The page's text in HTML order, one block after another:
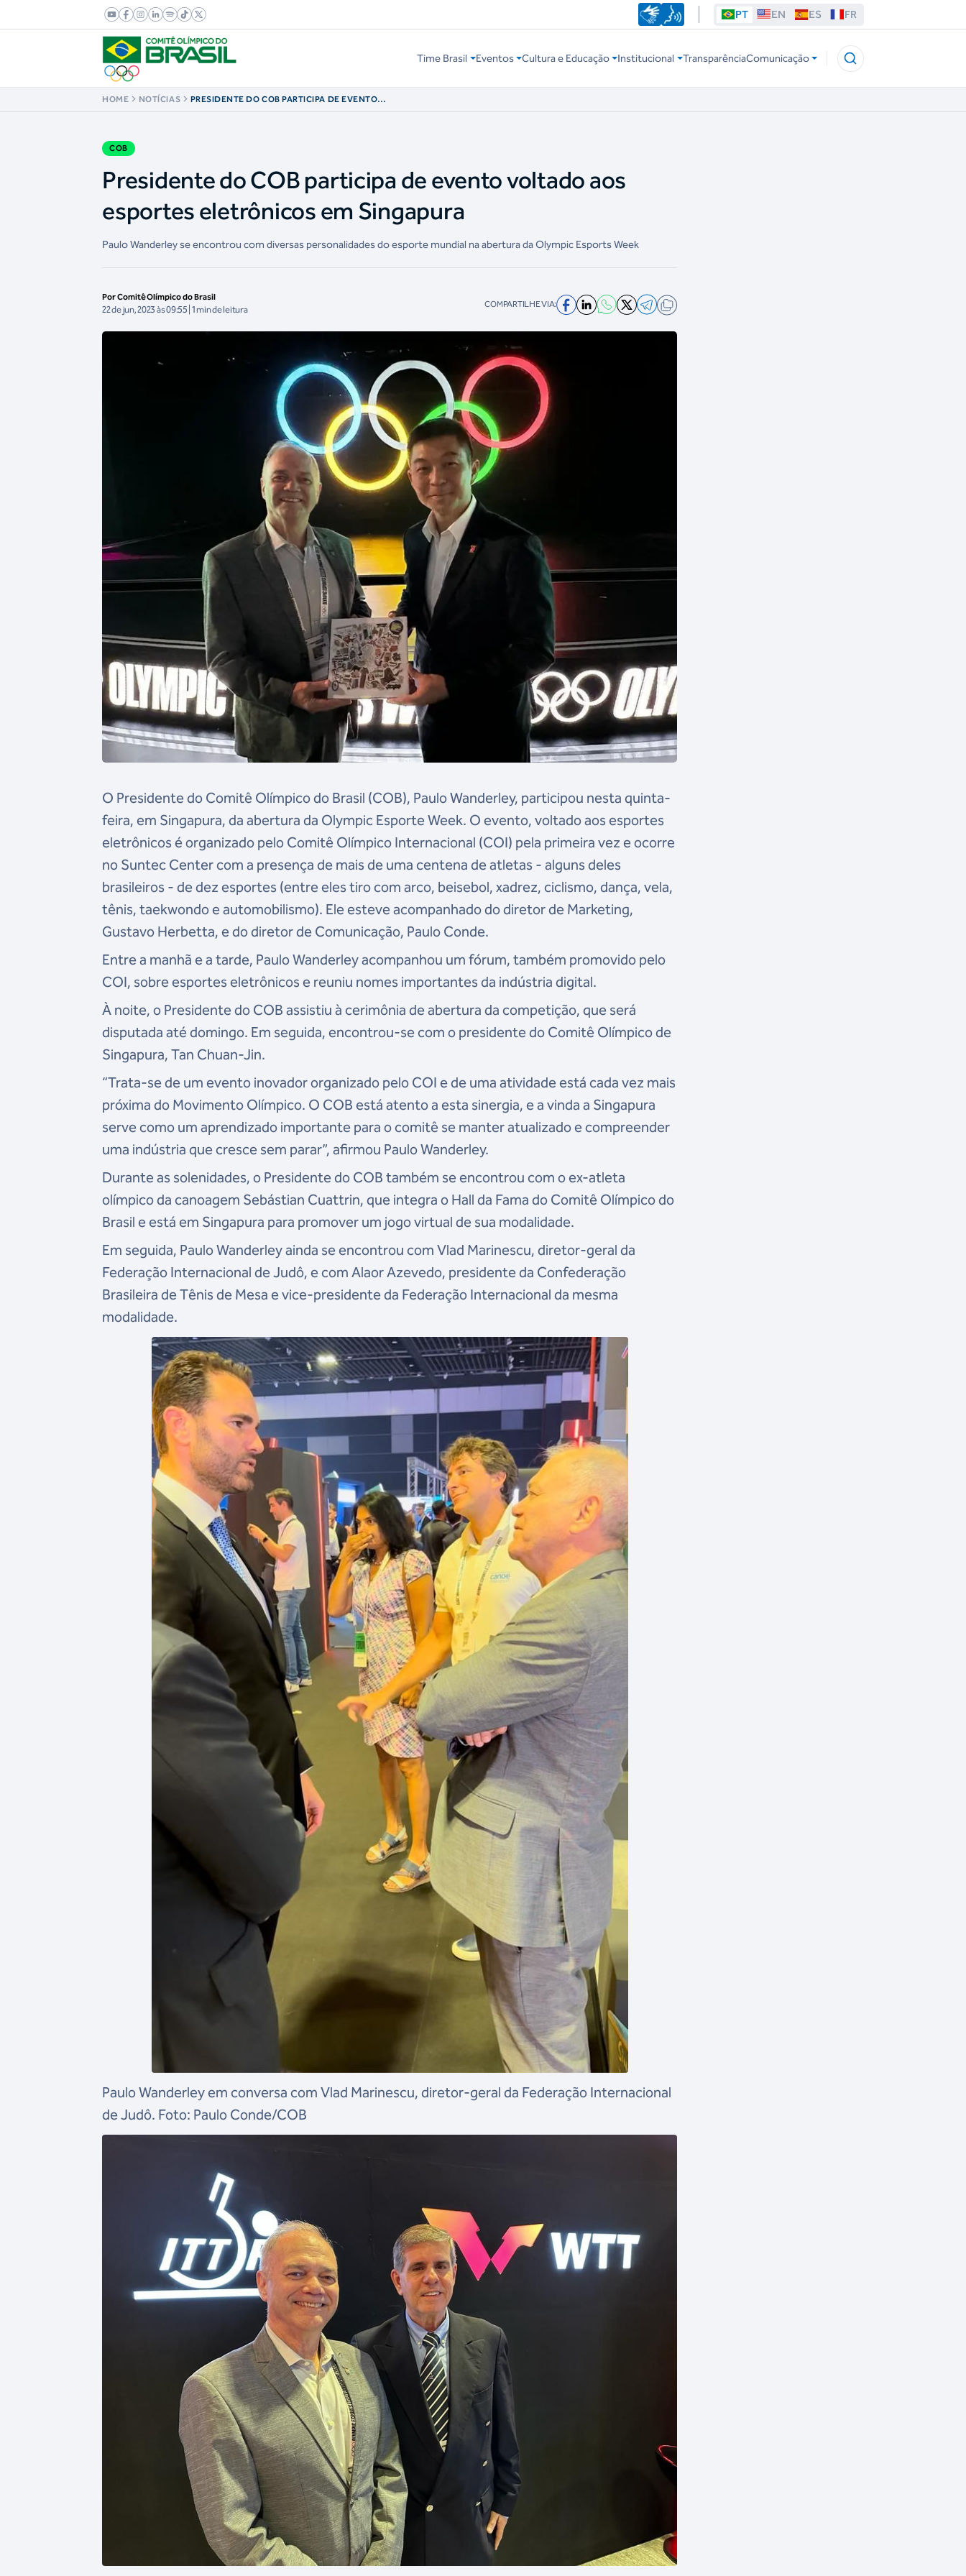
PT EN ES FR
Time Brasil Eventos Cultura e Educação Institucional TransparênciaComunicação
HOME NOTÍCIAS
PRESIDENTE DO COB PARTICIPA DE EVENTO
COB
Presidente do COB participa de evento voltado aos
esportes eletrônicos em Singapura
Paulo Wanderley se encontrou com diversas personalidades do esporte mundial na abertura da Olympic Esports Week
Por Comitê Olímpico do Brasil
22 de jun, 2023 às 09:55 | 1 min de leitura COMPARTILHE VIA:
O Presidente do Comitê Olímpico do Brasil (COB), Paulo Wanderley, participou nesta quinta-
feira, em Singapura, da abertura da Olympic Esporte Week. O evento, voltado aos esportes
eletrônicos é organizado pelo Comitê Olímpico Internacional (COI) pela primeira vez e ocorre
no Suntec Center com a presença de mais de uma centena de atletas - alguns deles
brasileiros - de dez esportes (entre eles tiro com arco, beisebol, xadrez, ciclismo, dança, vela,
tênis, taekwondo e automobilismo). Ele esteve acompanhado do diretor de Marketing,
Gustavo Herbetta, e do diretor de Comunicação, Paulo Conde.
Entre a manhã e a tarde, Paulo Wanderley acompanhou um fórum, também promovido pelo
COI, sobre esportes eletrônicos e reuniu nomes importantes da indústria digital.
À noite, o Presidente do COB assistiu à cerimônia de abertura da competição, que será
disputada até domingo. Em seguida, encontrou-se com o presidente do Comitê Olímpico de
Singapura, Tan Chuan-Jin.
“Trata-se de um evento inovador organizado pelo COI e de uma atividade está cada vez mais
próxima do Movimento Olímpico. O COB está atento a esta sinergia, e a vinda a Singapura
serve como um aprendizado importante para o comitê se manter atualizado e compreender
uma indústria que cresce sem parar”, afirmou Paulo Wanderley.
Durante as solenidades, o Presidente do COB também se encontrou com o ex-atleta
olímpico da canoagem Sebástian Cuattrin, que integra o Hall da Fama do Comitê Olímpico do
Brasil e está em Singapura para promover um jogo virtual de sua modalidade.
Em seguida, Paulo Wanderley ainda se encontrou com Vlad Marinescu, diretor-geral da
Federação Internacional de Judô, e com Alaor Azevedo, presidente da Confederação
Brasileira de Tênis de Mesa e vice-presidente da Federação Internacional da mesma
modalidade.
Paulo Wanderley em conversa com Vlad Marinescu, diretor-geral da Federação Internacional
de Judô. Foto: Paulo Conde/COB